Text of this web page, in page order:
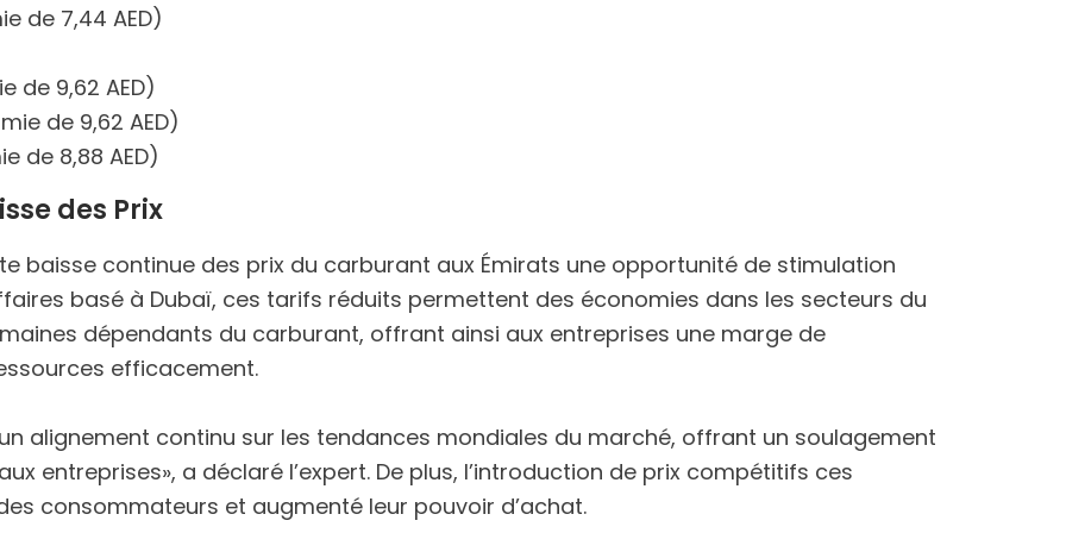
de 7,44 AED)
de 9,62 AED)
de 9,62 AED)
de 8,88 AED)
des Prix
baisse continue des prix du carburant aux Émirats une opportunité de stimulation
basé à Dubaï, ces tarifs réduits permettent des économies dans les secteurs du
dépendants du carburant, offrant ainsi aux entreprises une marge de
efficacement.
alignement continu sur les tendances mondiales du marché, offrant un soulagement
entreprises», a déclaré l’expert. De plus, l’introduction de prix compétitifs ces
consommateurs et augmenté leur pouvoir d’achat.